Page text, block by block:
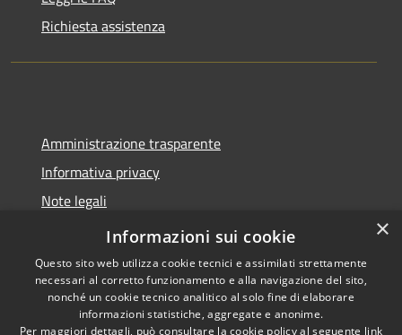
Richiesta assistenza
Amministrazione trasparente
Informativa privacy
Note legali
Dichiarazione di accessibilità
Copyright © 2026 • Comune di
×
Informazioni sui cookie
Questo sito web utilizza cookie tecnici e assimilati strettamente
necessari al corretto funzionamento e alla navigazione del sito,
nonché un cookie tecnico analitico al solo fine di elaborare
informazioni statistiche, aggregate e anonime.
Per maggiori dettagli, può consultare la cookie policy al seguente link